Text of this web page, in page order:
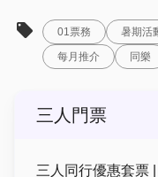
01票務 暑期活
每月推介
同樂
三人門票
三人同行優惠套票